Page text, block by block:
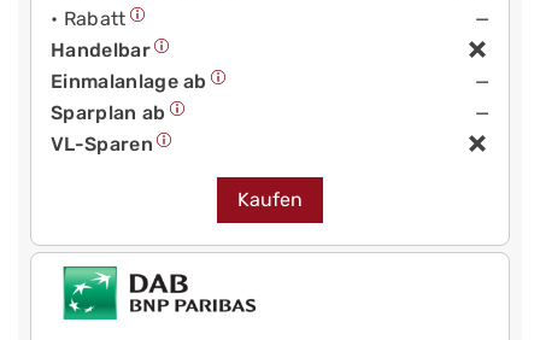
• Rabatt
—
Handelbar
Einmalanlage ab
—
Sparplan ab
—
VL-Sparen
Kaufen